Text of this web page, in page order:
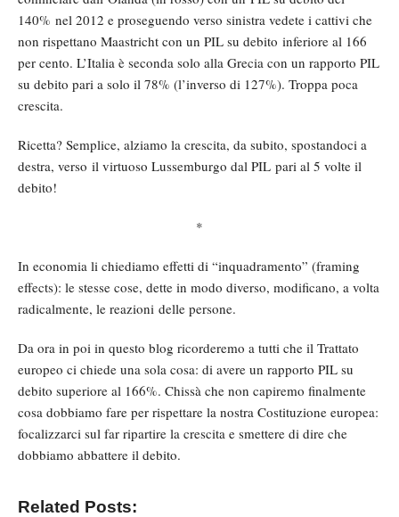
140% nel 2012 e proseguendo verso sinistra vedete i cattivi che
non rispettano Maastricht con un PIL su debito inferiore al 166
per cento. L’Italia è seconda solo alla Grecia con un rapporto PIL
su debito pari a solo il 78% (l’inverso di 127%). Troppa poca
crescita.
Ricetta? Semplice, alziamo la crescita, da subito, spostandoci a
destra, verso il virtuoso Lussemburgo dal PIL pari al 5 volte il
debito!
*
In economia li chiediamo effetti di “inquadramento” (framing
effects): le stesse cose, dette in modo diverso, modificano, a volta
radicalmente, le reazioni delle persone.
Da ora in poi in questo blog ricorderemo a tutti che il Trattato
europeo ci chiede una sola cosa: di avere un rapporto PIL su
debito superiore al 166%. Chissà che non capiremo finalmente
cosa dobbiamo fare per rispettare la nostra Costituzione europea:
focalizzarci sul far ripartire la crescita e smettere di dire che
dobbiamo abbattere il debito.
Related Posts: